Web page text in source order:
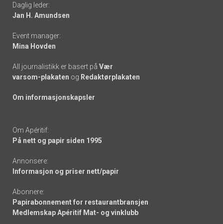
links
Daglig leder:
Jan H. Amundsen
Event manager:
Mina Hovden
All journalistikk er basert på Vær
varsom-plakaten og Redaktørplakaten
Om informasjonskapsler
Om Apéritif:
På nett og papir siden 1995
Annonsere:
Informasjon og priser nett/papir
Abonnere:
Papirabonnement for restaurantbransjen
Medlemskap Apéritif Mat- og vinklubb